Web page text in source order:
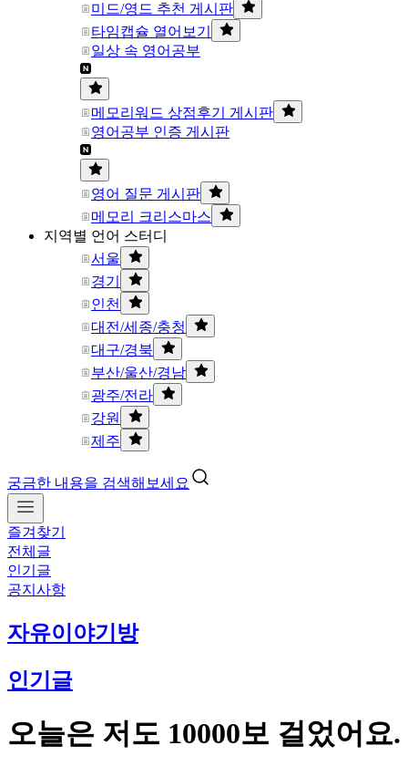
미드/영드 추천 게시판
타임캡슐 열어보기
일상 속 영어공부
메모리워드 상점후기 게시판
영어공부 인증 게시판
영어 질문 게시판
메모리 크리스마스
지역별 언어 스터디
서울
경기
인천
대전/세종/충청
대구/경북
부산/울산/경남
광주/전라
강원
제주
궁금한 내용을 검색해보세요
즐겨찾기
전체글
인기글
공지사항
자유이야기방
인기글
오늘은 저도 10000보 걸었어요.